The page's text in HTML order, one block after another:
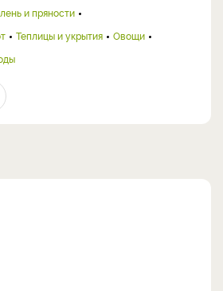
и пряности
Теплицы и укрытия
Овощи